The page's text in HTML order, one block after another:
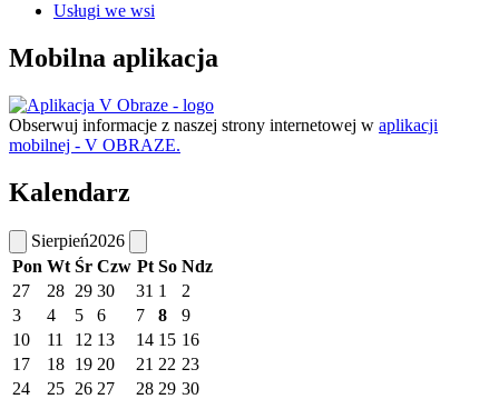
Usługi we wsi
Mobilna aplikacja
Obserwuj informacje z naszej strony internetowej w aplikacji
mobilnej - V OBRAZE.
Kalendarz
Sierpień2026
Pon Wt Śr Czw Pt So Ndz
27
28 29 30 31 1
2
3
4 5 6 7 8
9
10
11 12 13 14 15 16
17
18 19 20 21 22 23
24
25 26 27 28 29 30